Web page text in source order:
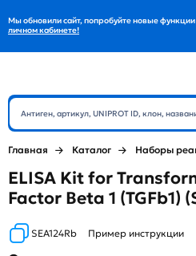
Мы обновили сайт, попробуйте новые функции
личном кабинете!
Главная Каталог Наборы
ELISA Kit for
Factor Beta 1 (TGFb1)
SEA124Rb Пример инструкции